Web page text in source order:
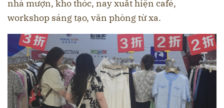
nhà mượn, kho thóc, nay xuất hiện café,
workshop sáng tạo, văn phòng từ xa.